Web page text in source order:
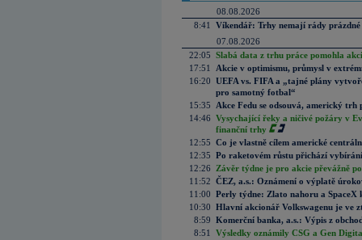
08.08.2026
8:41
Víkendář: Trhy nemají rády prázdné
07.08.2026
22:05 Slabá data z trhu práce pomohla
17:51
Akcie v optimismu, průmysl v
16:20 UEFA vs. FIFA a „tajné plány
pro samotný fotbal“
15:35
Akce Fedu se odsouvá, americký
14:46 Vysychající řeky a ničivé požáry v
finanční trhy
12:55 Co je vlastně cílem americké
12:35 Po raketovém růstu přichází
12:26
Závěr týdne je pro akcie převážně
11:52 ČEZ, a.s.: Oznámení o výplatě
11:00 Perly týdne: Zlato nahoru a SpaceX
10:30 Hlavní akcionář Volkswagenu je ve
8:59 Komerční banka, a.s.: Výpis z
8:51
Výsledky oznámily CSG a Gen